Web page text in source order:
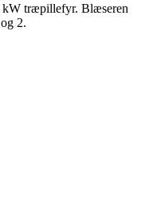
træpillefyr. Blæseren
2.